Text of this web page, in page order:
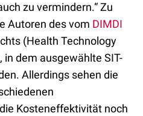
zu vermindern.“ Zu
Autoren des vom DIMDI
(Health Technology
dem ausgewählte SIT-
Allerdings sehen die
Kosteneffektivität noch